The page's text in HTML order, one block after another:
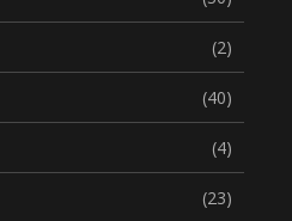
(2)
(40)
(4)
(23)